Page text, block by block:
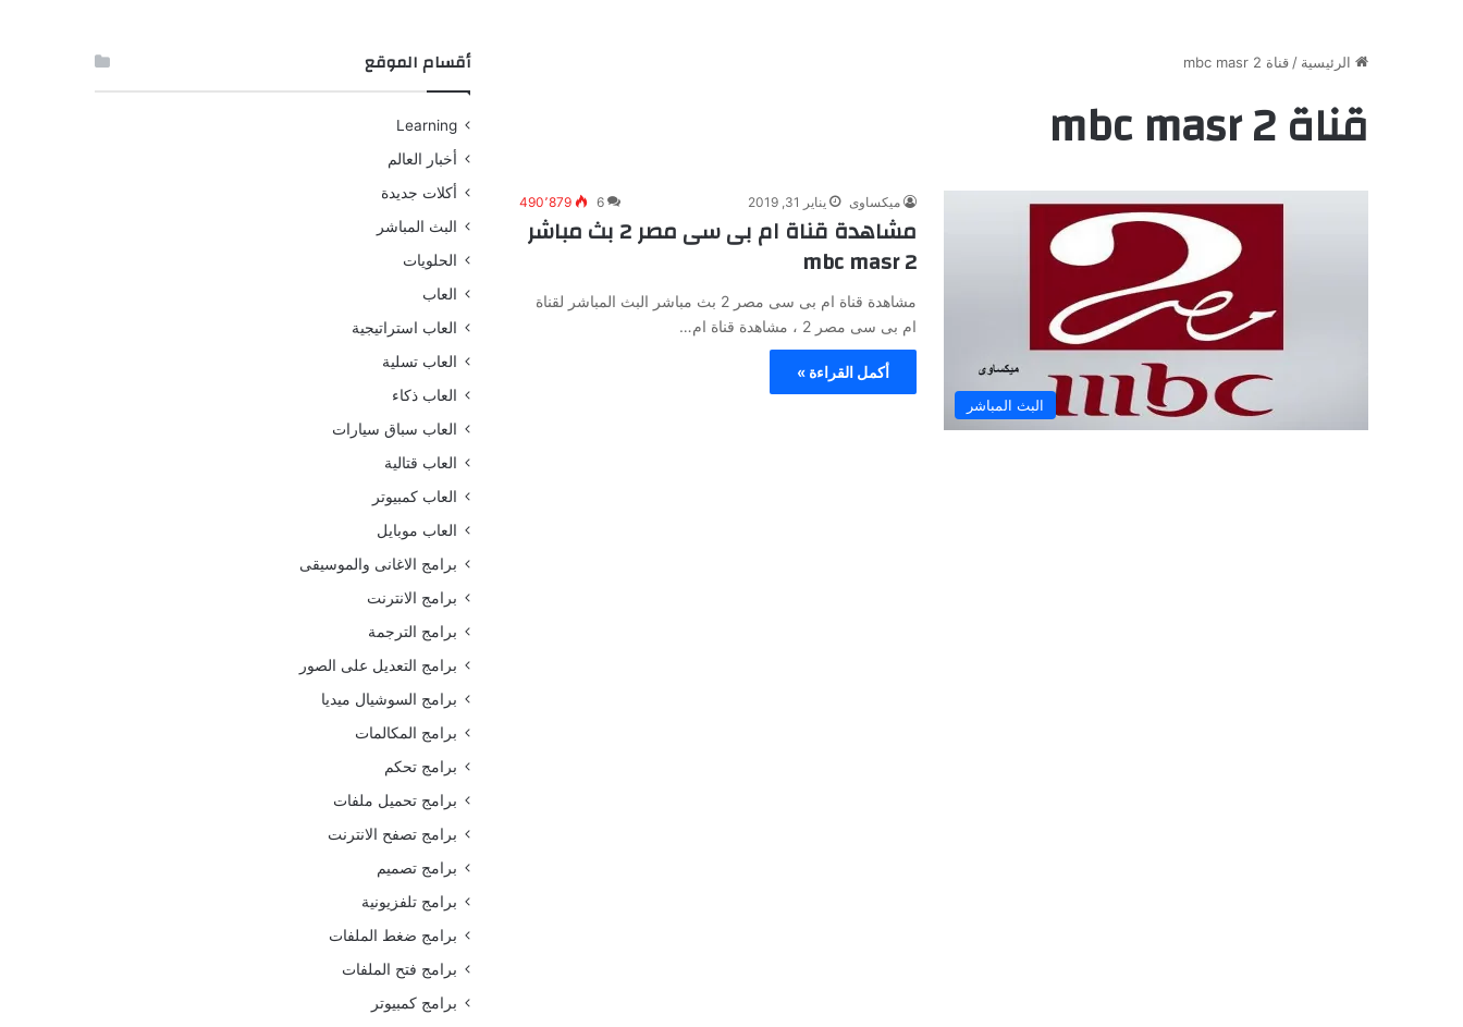
الرئيسية / قناة mbc masr 2
قناة mbc masr 2
البث المباشر
ميكساوى يناير 31, 2019 6 490٬879
مشاهدة قناة ام بى سى مصر 2 بث مباشر
mbc masr 2
مشاهدة قناة ام بى سى مصر 2 بث مباشر البث المباشر لقناة
ام بى سى مصر 2 ، مشاهدة قناة ام…
أكمل القراءة »
أقسام الموقع
Learning
أخبار العالم
أكلات جديدة
البث المباشر
الحلويات
العاب
العاب استراتيجية
العاب تسلية
العاب ذكاء
العاب سباق سيارات
العاب قتالية
العاب كمبيوتر
العاب موبايل
برامج الاغانى والموسيقى
برامج الانترنت
برامج الترجمة
برامج التعديل على الصور
برامج السوشيال ميديا
برامج المكالمات
برامج تحكم
برامج تحميل ملفات
برامج تصفح الانترنت
برامج تصميم
برامج تلفزيونية
برامج ضغط الملفات
برامج فتح الملفات
برامج كمبيوتر